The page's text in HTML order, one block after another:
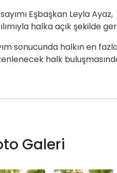
Eşbaşkan Leyla
halka açık şekilde
sonucunda halkın en
halk
Galeri